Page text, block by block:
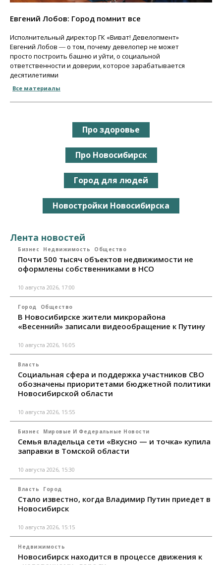
Евгений Лобов: Город помнит все
Исполнительный директор ГК «Виват! Девелопмент»
Евгений Лобов ― о том, почему девелопер не может
просто построить башню и уйти, о социальной
ответственности и доверии, которое зарабатывается
десятилетиями
Все материалы
Про здоровье
Про Новосибирск
Город для людей
Новостройки Новосибирска
Лента новостей
Бизнес Недвижимость Общество
Почти 500 тысяч объектов недвижимости не
оформлены собственниками в НСО
10 августа 2026, 17:00
Город Общество
В Новосибирске жители микрорайона
«Весенний» записали видеообращение к Путину
10 августа 2026, 16:05
Власть
Социальная сфера и поддержка участников СВО
обозначены приоритетами бюджетной политики
Новосибирской области
10 августа 2026, 15:55
Бизнес Мировые И Федеральные Новости
Семья владельца сети «Вкусно — и точка» купила
заправки в Томской области
10 августа 2026, 15:30
Власть Город
Стало известно, когда Владимир Путин приедет в
Новосибирск
10 августа 2026, 15:15
Недвижимость
Новосибирск находится в процессе движения к